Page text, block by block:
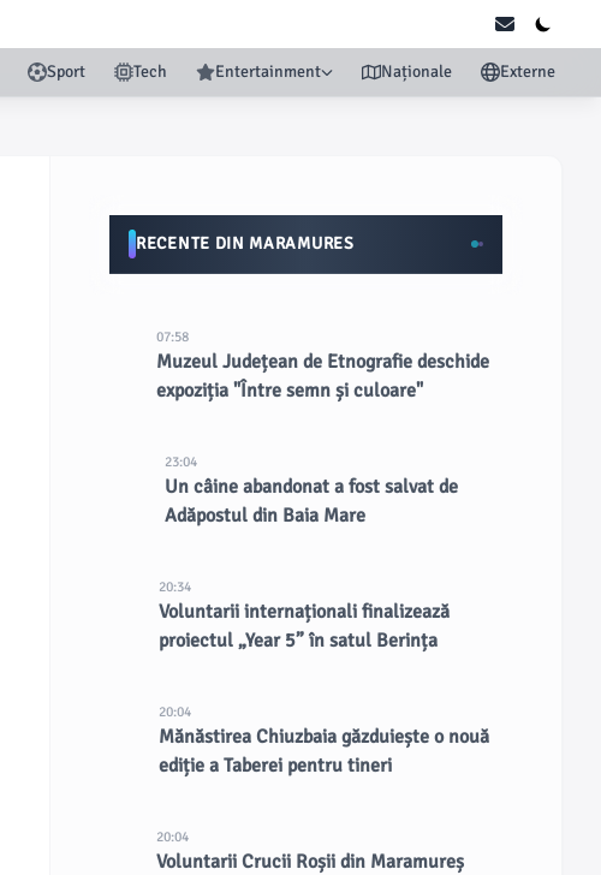
Sport Tech Entertainment Naționale Externe
RECENTE DIN MARAMURES
07:58
Muzeul Județean de Etnografie deschide
expoziția "Între semn și culoare"
23:04
Un câine abandonat a fost salvat de
Adăpostul din Baia Mare
20:34
Voluntarii internaționali finalizează
proiectul „Year 5” în satul Berința
20:04
Mănăstirea Chiuzbaia găzduiește o nouă
ediție a Taberei pentru tineri
20:04
Voluntarii Crucii Roșii din Maramureș